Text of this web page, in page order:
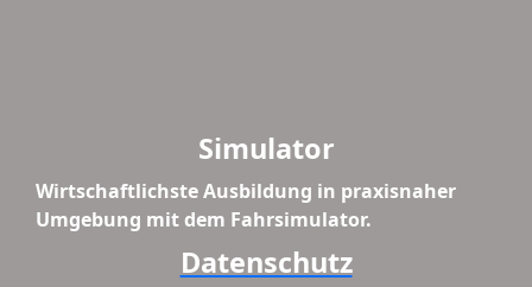
Simulator
Wirtschaftlichste Ausbildung in praxisnaher
Umgebung mit dem Fahrsimulator.
Datenschutz